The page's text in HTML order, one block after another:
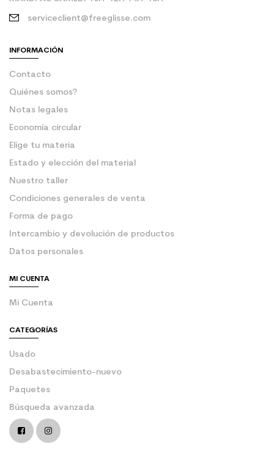
serviceclient@freeglisse.com
INFORMACIÓN
Contacto
Quiénes somos?
Notas legales
Economía circular
Elige tu materia
Estado y elección del material
Nuestro taller
Condiciones generales de venta
Forma de pago
Intercambio y devolución de productos
Datos personales
MI CUENTA
Mi Cuenta
CATEGORÍAS
Usado
Desabastecimiento-nuevo
Paquetes
Búsqueda avanzada